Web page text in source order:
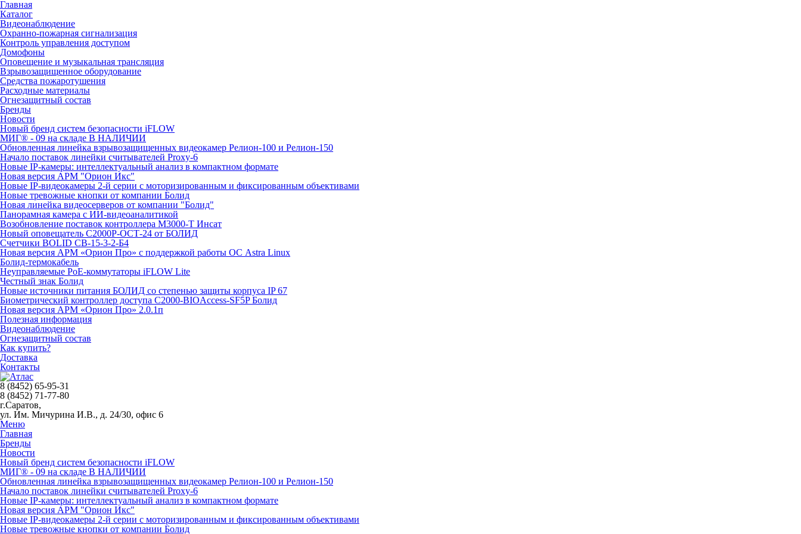
Главная
Каталог
Видеонаблюдение
Охранно-пожарная сигнализация
Контроль управления доступом
Домофоны
Оповещение и музыкальная трансляция
Взрывозащищенное оборудование
Средства пожаротушения
Расходные материалы
Огнезащитный состав
Бренды
Новости
Новый бренд систем безопасности iFLOW
МИГ® - 09 на складе В НАЛИЧИИ
Обновленная линейка взрывозащищенных видеокамер Релион-100 и Релион-150
Начало поставок линейки считывателей Proxy-6
Новые IP-камеры: интеллектуальный анализ в компактном формате
Новая версия АРМ "Орион Икс"
Новые IP-видеокамеры 2-й серии с моторизированным и фиксированным объективами
Новые тревожные кнопки от компании Болид
Новая линейка видеосерверов от компании "Болид"
Панорамная камера с ИИ-видеоаналитикой
Возобновление поставок контроллера М3000-Т Инсат
Новый оповещатель С2000Р-ОСТ-24 от БОЛИД
Счетчики BOLID СВ-15-3-2-Б4
Новая версия АРМ «Орион Про» с поддержкой работы ОС Astra Linux
Болид-термокабель
Неуправляемые PoE-коммутаторы iFLOW Lite
Честный знак Болид
Новые источники питания БОЛИД со степенью защиты корпуса IP 67
Биометрический контроллер доступа С2000-BIOAccess-SF5P Болид
Новая версия АРМ «Орион Про» 2.0.1п
Полезная информация
Видеонаблюдение
Огнезащитный состав
Как купить?
Доставка
Контакты
8 (8452) 65-95-31
8 (8452) 71-77-80
г.Саратов,
ул. Им. Мичурина И.В., д. 24/30, офис 6
Меню
Главная
Бренды
Новости
Новый бренд систем безопасности iFLOW
МИГ® - 09 на складе В НАЛИЧИИ
Обновленная линейка взрывозащищенных видеокамер Релион-100 и Релион-150
Начало поставок линейки считывателей Proxy-6
Новые IP-камеры: интеллектуальный анализ в компактном формате
Новая версия АРМ "Орион Икс"
Новые IP-видеокамеры 2-й серии с моторизированным и фиксированным объективами
Новые тревожные кнопки от компании Болид